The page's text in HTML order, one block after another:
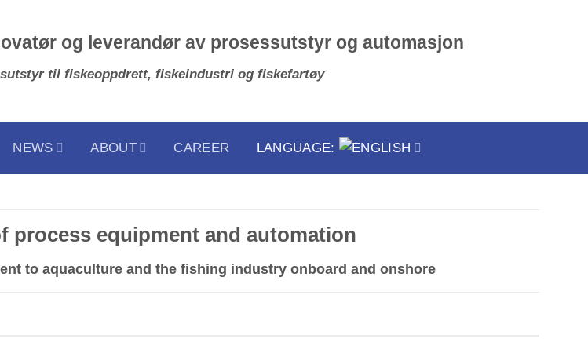
og leverandør av prosessutstyr og automasjon
til fiskeoppdrett, fiskeindustri og fiskefartøy
NEWS ABOUT CAREER LANGUAGE:
process equipment and automation
to aquaculture and the fishing industry onboard and onshore